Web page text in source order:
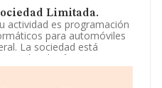
Limitada.
actividad es programación
para automóviles
La sociedad está
Clasifica su
código 6290. La